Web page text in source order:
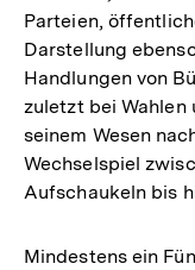
Parteien,
Darstellung
Handlungen von
zuletzt bei Wahlen
seinem Wesen
Wechselspiel
Aufschaukeln bis
Mindestens ein